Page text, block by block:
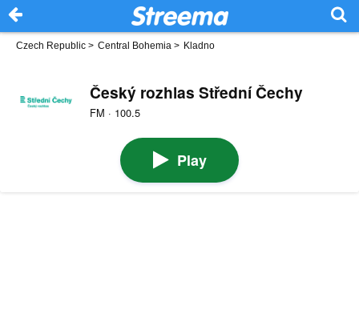
Czech Republic > Central Bohemia > Kladno
Český rozhlas Střední Čechy
FM · 100.5
Play